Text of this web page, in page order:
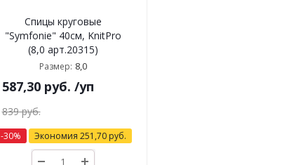
Спицы круговые
"Symfonie" 40см, KnitPro
(8,0 арт.20315)
Размер: 8,0
587,30руб. /уп
839руб.
-30% Экономия 251,70руб.